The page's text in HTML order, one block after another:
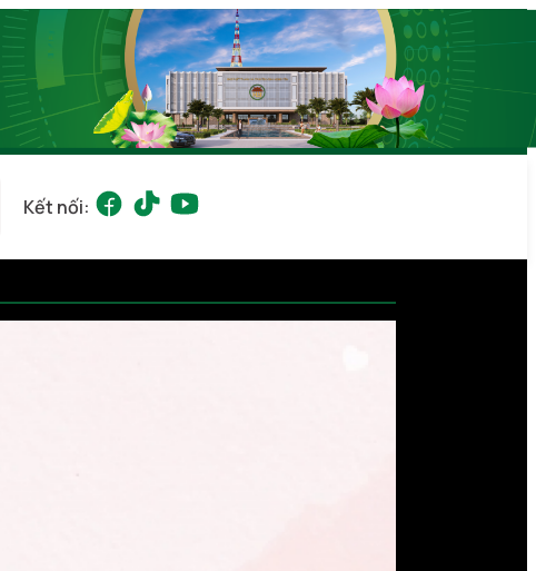
Kết nối: